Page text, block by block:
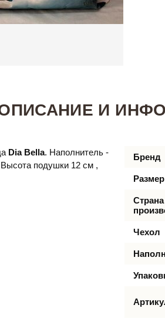
И
Dia Bella. Наполнитель -
подушки 12 см ,
Бренд
Размер
Страна
Чехол